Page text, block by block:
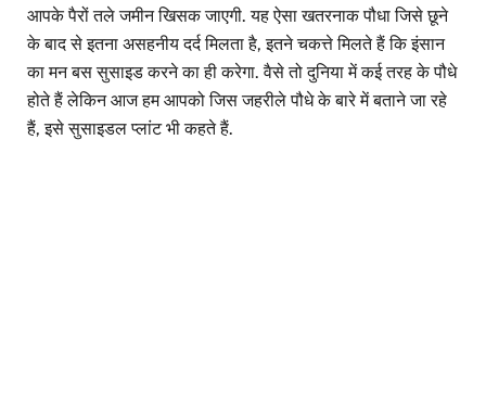
आपके पैरों तले जमीन खिसक जाएगी. यह ऐसा खतरनाक पौधा जिसे छूने
के बाद से इतना असहनीय दर्द मिलता है, इतने चकत्ते मिलते हैं कि इंसान
का मन बस सुसाइड करने का ही करेगा. वैसे तो दुनिया में कई तरह के पौधे
होते हैं लेकिन आज हम आपको जिस जहरीले पौधे के बारे में बताने जा रहे
हैं, इसे सुसाइडल प्लांट भी कहते हैं.